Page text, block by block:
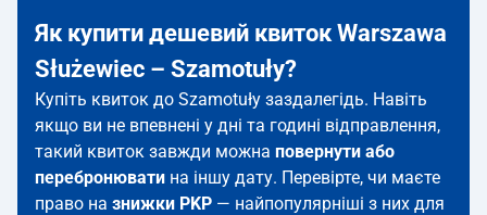
Як купити дешевий квиток Warszawa
Służewiec – Szamotuły?
Купіть квиток до Szamotuły заздалегідь. Навіть
якщо ви не впевнені у дні та годині відправлення,
такий квиток завжди можна повернути або
перебронювати на іншу дату. Перевірте, чи маєте
право на знижки PKP — найпопулярніші з них для